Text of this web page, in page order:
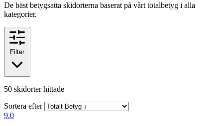
De bäst betygsatta skidorterna baserat på vårt totalbetyg i alla
kategorier.
Filter
50 skidorter hittade
Sortera efter
9.0